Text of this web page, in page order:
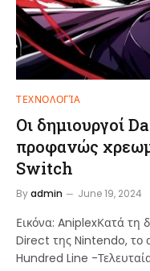
ΤΕΧΝΟΛΟΓΊΑ
Οι δημιουργοί
προφανώς
Switch
Byadmin June 19, 2024
Εικόνα: AniplexΚατά τη
Direct της Nintendo, το
Hundred Line -